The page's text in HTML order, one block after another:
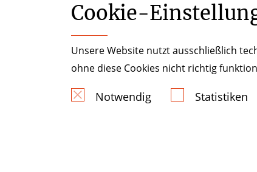
Cookie-­
Unsere Website nutzt ausschließlich
ohne diese Cookies nicht richtig
Notwendig Statistiken